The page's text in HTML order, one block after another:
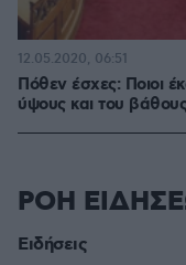
Πόθεν έσχες: Ποιοι
ύψους και του
12.05.2020, 06:51
ΡΟΗ
Ειδήσεις